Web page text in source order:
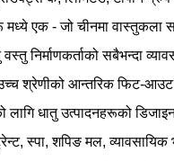
एक - जो चीनमा वास्तुकला
निर्माणकर्ताको सबैभन्दा
उच्च श्रेणीको आन्तरिक फिट-
धातु उत्पादनहरूको डिजाइन
स्पा, शपिङ मल, व्यावसायिक